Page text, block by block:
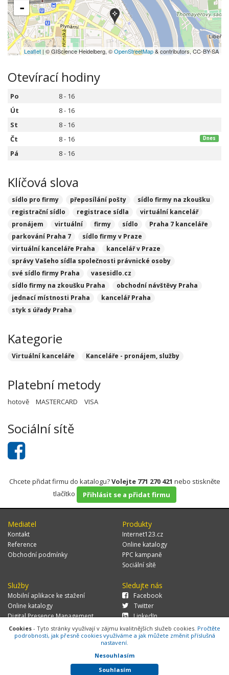
-
Leaflet | © GIScience Heidelberg, ©OpenStreetMap& contributors, CC-BY-SA
Otevírací hodiny
Po
8 - 16
Út
8 - 16
St
8 - 16
Čt
8 - 16 Dnes
Pá 8 - 16
Klíčová slova
sídlo pro firmy přeposílání pošty
sídlo firmy na zkoušku
registrační sídlo
registrace sídla
virtuální kancelář
pronájem
virtuální firmy sídlo
Praha 7 kanceláře
parkování Praha 7
sídlo firmy v Praze
virtuální kanceláře Praha
kancelář v Praze
správy Vašeho sídla společnosti právnické osoby
své sídlo firmy Praha
vasesidlo.cz
sídlo firmy na zkoušku Praha
obchodní návštěvy Praha
jednací místnosti Praha
kancelář Praha
styk s úřady Praha
Kategorie
Virtuální kanceláře Kanceláře - pronájem, služby
Platební metody
hotově MASTERCARD VISA
Sociální sítě
Chcete přidat firmu do katalogu?Volejte 771 270 421 nebo stiskněte
tlačítko
Přihlásit se a přidat firmu
Mediatel
Kontakt
Reference
Obchodní podmínky
Produkty
Internet123.cz
Online katalogy
PPC kampaně
Sociální sítě
Služby
Mobilní aplikace ke stažení
Online katalogy
Digital Presence Management
Více zákazníků
Sledujte nás
Facebook
Twitter
LinkedIn
© 2026 MEDIATEL CZ, s.r.o.,Za Potokem 46/4, 106 00 Praha 10, tel.:
+420 771 270 421, verze 1.29.0.143,
Cookies
Cookies - Tyto stránky využívají v zájmu kvalitnějších služeb cookies. Pročtěte
podrobnosti, jak přesně cookies využíváme a jak můžete změnit příslušná
nastavení.
Nesouhlasím
Souhlasím